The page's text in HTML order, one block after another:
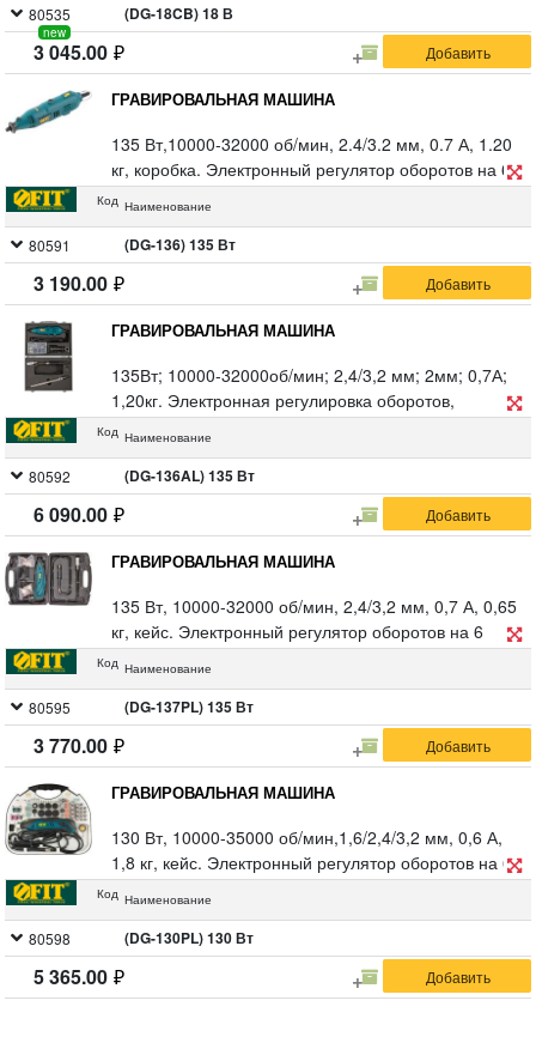
насадок 31 шт., блокировка шпинделя, адаптер с
230 В на 18 В, резиновые вставки.
80535
new
(DG-18CB) 18 В
3 045.00
ГРАВИРОВАЛЬНАЯ МАШИНА
135 Вт,10000-32000 об/мин, 2.4/3.2 мм, 0.7 А, 1.20
кг, коробка. Электронный регулятор оборотов на 6
положений, надежный клавишный переключатель,
гибкий вал, комплект аксессуаров. (DG-136) 135 Вт
Код Наименование
80591 (DG-136) 135 Вт
3 190.00
ГРАВИРОВАЛЬНАЯ МАШИНА
135Вт; 10000-32000об/мин; 2,4/3,2 мм; 2мм; 0,7А;
1,20кг. Электронная регулировка оборотов,
надежный клавишный переключатель,
аксессуаров, алюминиевый кейс.
Код Наименование
80592 (DG-136AL) 135 Вт
6 090.00
ГРАВИРОВАЛЬНАЯ МАШИНА
135 Вт, 10000-32000 об/мин, 2,4/3,2 мм, 0,7 А, 0,65
кг, кейс. Электронный регулятор оборотов на 6
положений, надежный клавишный переключатель,
гибкий вал, комплект аксессуаров.
Код Наименование
80595 (DG-137PL) 135 Вт
3 770.00
ГРАВИРОВАЛЬНАЯ МАШИНА
130 Вт, 10000-35000 об/мин,1,6/2,4/3,2 мм, 0,6 А,
1,8 кг, кейс. Электронный регулятор оборотов на 6
положений, надежный клавишный переключатель,
гибкий вал, комплект аксессуаров 210 шт.
Код Наименование
80598 (DG-130PL) 130 Вт
5 365.00